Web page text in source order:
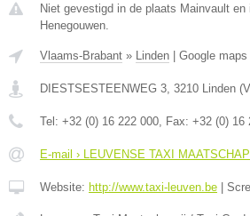
Niet gevestigd in de plaats Mainvault en
Henegouwen.
Vlaams-Brabant » Linden | Google maps
DIESTSESTEENWEG 3 3210 Linden (
Tel: +32 (0) 16 222 000 , Fax: +32 (0) 16
E-mail › LEUVENSE TAXI
Website: http://www.taxi-leuven.be |